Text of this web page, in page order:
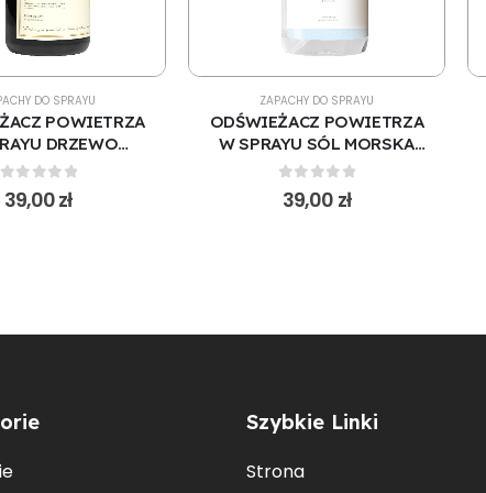
DO SPRAYU
POWIETRZA
DRZEWO
500 ML (S100)
0out of 5
39,00zł
ZAPACHY DO SPRAYU
ODŚWIEŻACZ POWIETRZA
W SPRAYU SÓL MORSKA
500 ML (S148)
0out of 5
39,00 zł
Szybkie Linki
Strona